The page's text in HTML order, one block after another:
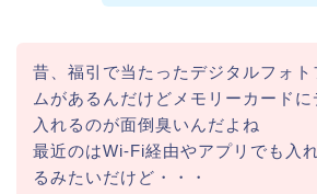
昔、福引で当たったデジタルフォト
ムがあるんだけどメモリーカードに
入れるのが面倒臭いんだよね
最近のはWi-Fi経由やアプリでも入
るみたいだけど・・・